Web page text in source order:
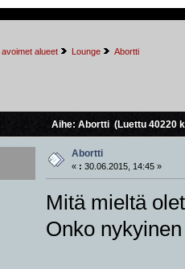
alueet Lounge Abortti
Aihe: Abortti (Luettu 40220
Abortti
« : 30.06.2015, 14:45 »
Mitä mieltä
Onko